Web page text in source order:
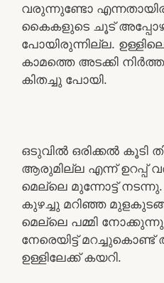
വരുന്നുണ്ടോ
കൈകളുടെ ചൂട്
പോയിരുന്നില്ല.
കാമത്തെ അടക്കി
കിതച്ചു പോയി.
ഒടുവിൽ ഒരിക്കൽ കൂടി
ആരുമില്ല എന്ന് ഉറപ്പ്
മെല്ലെ മുന്നോട്ട്
കുഴച്ചു മറിഞ്ഞ
മെല്ലെ പമ്മി
നേരെയിട്ട്
ഉള്ളിലേക്ക് കയറി.